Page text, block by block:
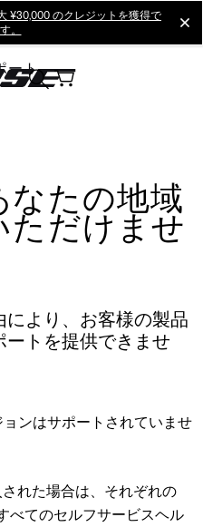
¥30,000 のクレジットを獲得で
。
ート
なたの地域
ただけませ
より、お客様の製品
ートを提供できませ
ンはサポートされていませ
れた場合は、それぞれの
べてのセルフサービスヘル